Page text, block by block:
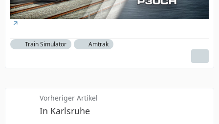
Train Simulator Amtrak
Vorheriger Artikel
In Karlsruhe